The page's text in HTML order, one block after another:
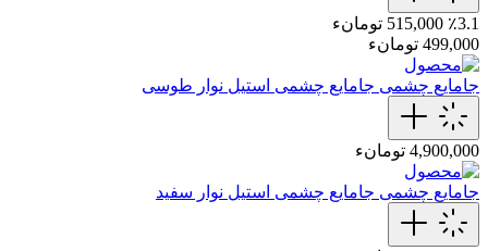
٪3.1 515,000 تومانء
499,000 تومانء
جامایع چشمی جامایع چشمی استیل نوار طوسی
4,900,000 تومانء
جامایع چشمی جامایع چشمی استیل نوار سفید